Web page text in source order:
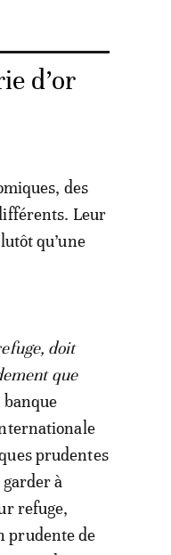
d’or
Leur
qu’une
que
banque
prudentes
à
refuge,
de
des prix